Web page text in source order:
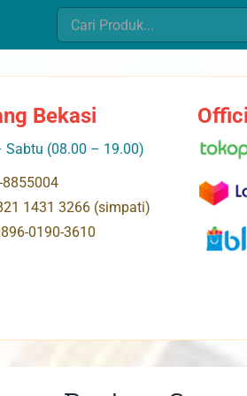
Search
for:
Bekasi
Sabtu (08.00 – 19.00)
8855004
1431 3266 (simpati)
0190-3610